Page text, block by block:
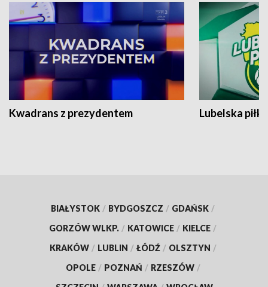
Kwadrans z prezydentem Lubelska piłka
BIAŁYSTOK / BYDGOSZCZ / GDAŃSK /
GORZÓW WLKP. / KATOWICE / KIELCE /
KRAKÓW / LUBLIN / ŁÓDŹ / OLSZTYN /
OPOLE / POZNAŃ / RZESZÓW /